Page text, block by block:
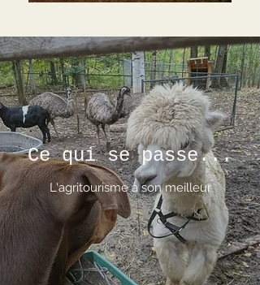
Ce qui se passe...
L'agritourisme à son meilleur